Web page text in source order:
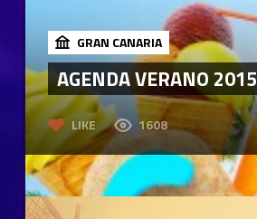
GRAN CANARIA
AGENDA VERANO 2015
LIKE 1608